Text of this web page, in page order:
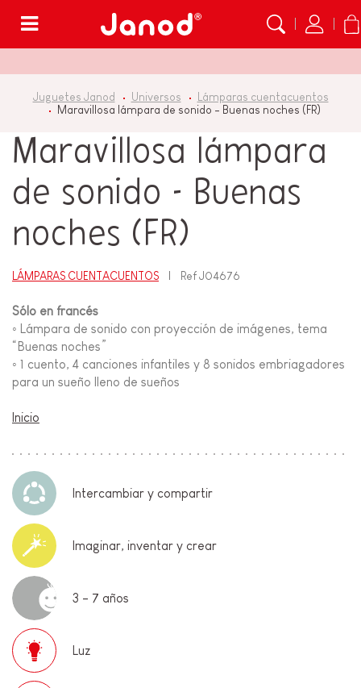
Juguetes Janod Universos
Lámparas cuentacuentos
Maravillosa lámpara de sonido - Buenas noches (FR)
Maravillosa lámpara
de sonido - Buenas
noches (FR)
LÁMPARAS CUENTACUENTOS RefJ04676
Sólo en francés
◦ Lámpara de sonido con proyección de imágenes, tema
“Buenas noches”
◦ 1 cuento, 4 canciones infantiles y 8 sonidos embriagadores
para un sueño lleno de sueños
Inicio
Intercambiar y compartir
Imaginar, inventar y crear
3 - 7 años
Luz